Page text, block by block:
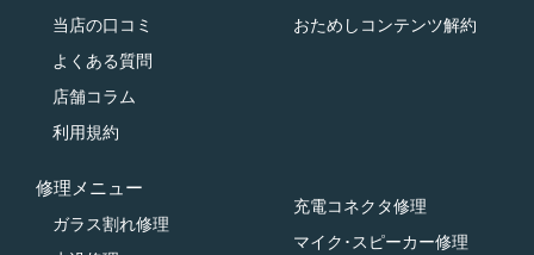
当店の口コミ
よくある質問
店舗コラム
利用規約
おためしコンテンツ解約
修理メニュー
ガラス割れ修理
充電コネクタ修理
マイク･スピーカー修理